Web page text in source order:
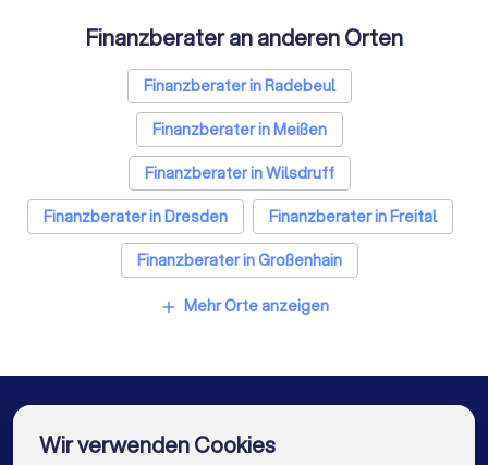
Finanzberater an anderen Orten
Finanzberater in Radebeul
Finanzberater in Meißen
Finanzberater in Wilsdruff
Finanzberater in Dresden
Finanzberater in Freital
Finanzberater in Großenhain
Finanzberater in Bannewitz
Finanzberater in Berlin
Finanzberater in Hamburg
add Mehr Orte anzeigen
Wir verwenden Cookies